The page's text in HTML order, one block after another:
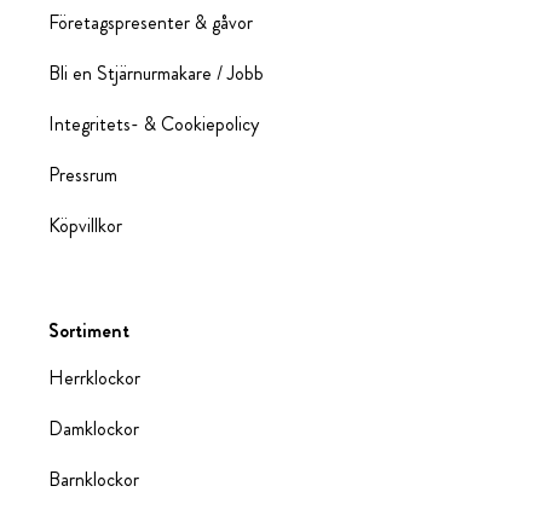
Företagspresenter & gåvor
Bli en Stjärnurmakare / Jobb
Integritets- & Cookiepolicy
Pressrum
Köpvillkor
Sortiment
Herrklockor
Damklockor
Barnklockor